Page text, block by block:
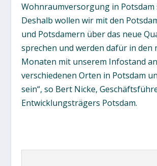
Wohnraumversorgung in Potsdam
Deshalb wollen wir mit den
und Potsdamern über das neue
sprechen und werden dafür in den
Monaten mit unserem Infostand an
verschiedenen Orten in Potsdam
sein“, so Bert Nicke,
Entwicklungsträgers Potsdam.